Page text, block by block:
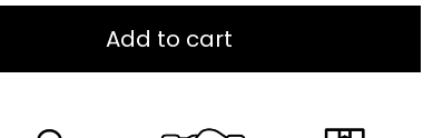
Add to cart